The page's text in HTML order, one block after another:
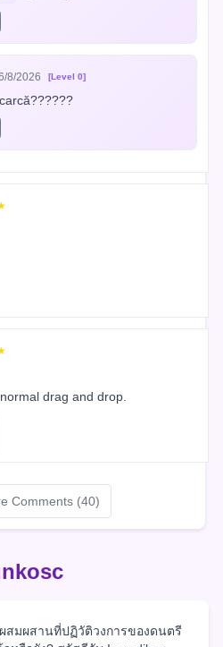
8/2026 [Level 0]
drag and drop.
Comments (40)
มผสานที่ปฏิวัติวงการของดนตรี